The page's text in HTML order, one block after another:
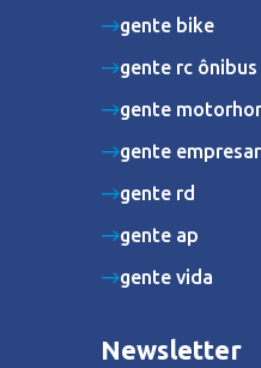
gente bike
gente rc ônibus
gente
gente
gente rd
gente ap
gente vida
Newsletter